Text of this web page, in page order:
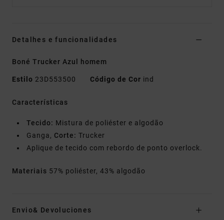
Detalhes e funcionalidades
Boné Trucker Azul homem
Estilo 23D553500 Código de Cor ind
Características
Tecido: Mistura de poliéster e algodão
Ganga, Corte: Trucker
Aplique de tecido com rebordo de ponto overlock.
Materiais 57% poliéster, 43% algodão
Envio& Devoluciones